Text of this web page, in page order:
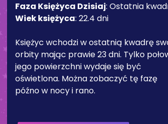
Faza Księżyca Dzisiaj: Ostatnia
Wiek księżyca: 22.4 dni
Księżyc wchodzi w ostatnią kwadrę
orbity mając prawie 23 dni. Tylko
jego powierzchni wydaje się być
oświetlona. Można zobaczyć tę fazę
późno w nocy i rano.